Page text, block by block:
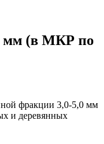
мм (в МКР по
фракции 3,0-5,0 мм
и деревянных